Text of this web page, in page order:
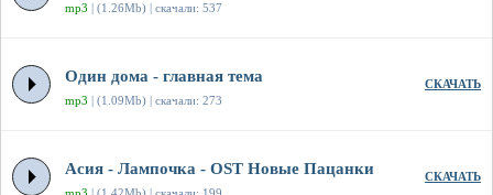
mp3 | (1.26Mb) | скачали: 537
Один дома - главная тема
mp3 | (1.09Mb) | скачали: 273
СКАЧАТЬ
Асия - Лампочка - OST Новые Пацанки СКАЧАТЬ